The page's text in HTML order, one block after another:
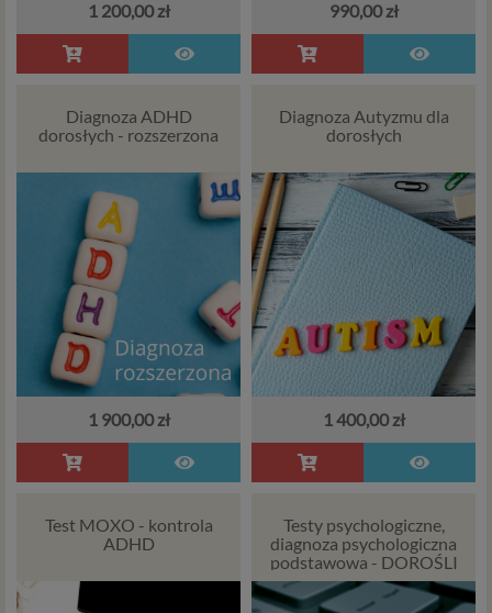
1 200,00 zł 990,00 zł
Diagnoza ADHD
dorosłych - rozszerzona
1 900,00 zł
Diagnoza Autyzmu dla
dorosłych
1 400,00 zł
Test MOXO - kontrola
ADHD
Testy psychologiczne,
diagnoza psychologiczna
podstawowa - DOROŚLI